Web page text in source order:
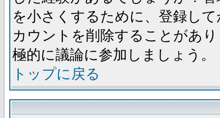
を小さくするために、登録し
カウントを削除することがあ
極的に議論に参加しましょう。
トップに戻る